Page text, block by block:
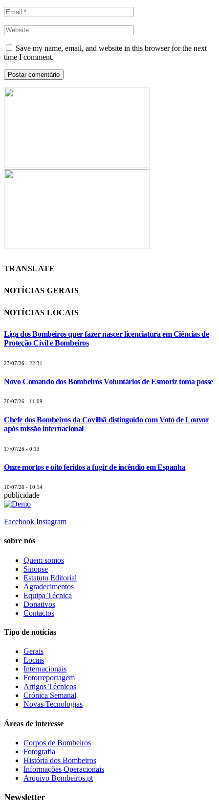
Save my name, email, and website in this browser for the next
time I comment.
TRANSLATE
NOTÍCIAS GERAIS
NOTÍCIAS LOCAIS
Liga dos Bombeiros quer fazer nascer licenciatura em Ciências de
Proteção Civil e Bombeiros
23/07/26 - 22:31
Novo Comando dos Bombeiros Voluntários de Esmoriz toma posse
20/07/26 - 11:09
Chefe dos Bombeiros da Covilhã distinguido com Voto de Louvor
após missão internacional
17/07/26 - 0:13
Onze mortos e oito feridos a fugir de incêndio em Espanha
10/07/26 - 10:14
publicidade
Facebook Instagram
sobre nós
Quem somos
Sinopse
Estatuto Editorial
Agradecimentos
Equipa Técnica
Donativos
Contactos
Tipo de notícias
Gerais
Locais
Internacionais
Fotorreportagem
Artigos Técnicos
Crónica Semanal
Novas Tecnologias
Áreas de interesse
Corpos de Bombeiros
Fotografia
História dos Bombeiros
Informações Operacionais
Arquivo Bombeiros.pt
Newsletter